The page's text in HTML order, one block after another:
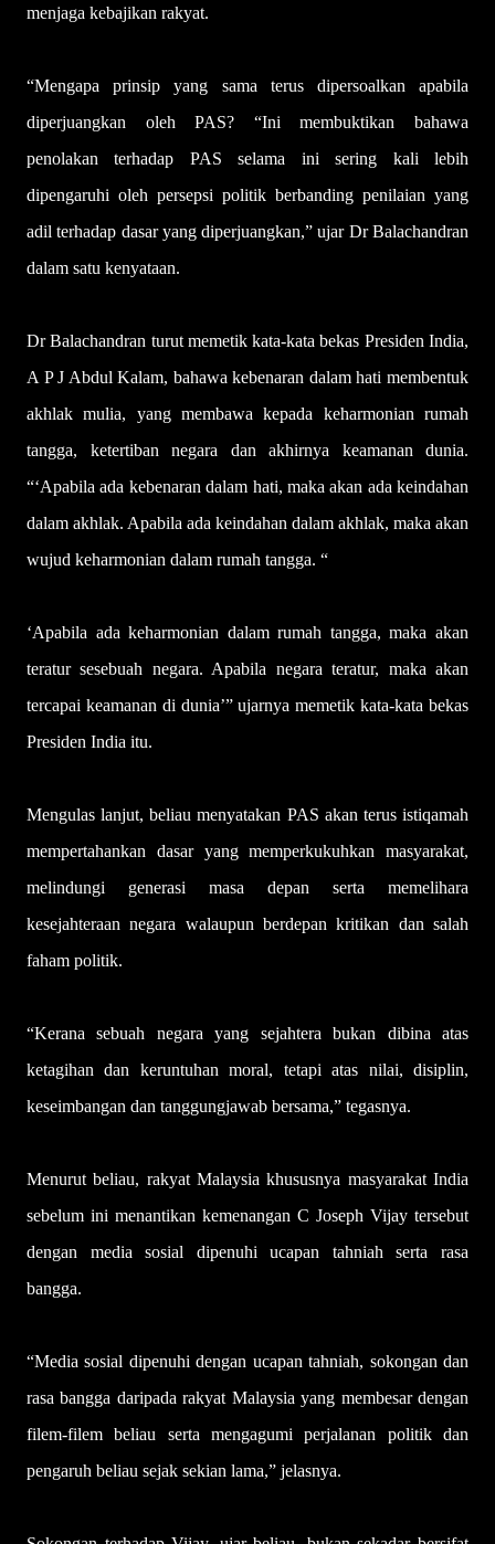
menjaga kebajikan rakyat.
“Mengapa prinsip yang sama terus dipersoalkan apabila
diperjuangkan oleh PAS? “Ini membuktikan bahawa
penolakan terhadap PAS selama ini sering kali lebih
dipengaruhi oleh persepsi politik berbanding penilaian yang
adil terhadap dasar yang diperjuangkan,” ujar Dr Balachandran
dalam satu kenyataan.
Dr Balachandran turut memetik kata-kata bekas Presiden India,
A P J Abdul Kalam, bahawa kebenaran dalam hati membentuk
akhlak mulia, yang membawa kepada keharmonian rumah
tangga, ketertiban negara dan akhirnya keamanan dunia.
“‘Apabila ada kebenaran dalam hati, maka akan ada keindahan
dalam akhlak. Apabila ada keindahan dalam akhlak, maka akan
wujud keharmonian dalam rumah tangga. “
‘Apabila ada keharmonian dalam rumah tangga, maka akan
teratur sesebuah negara. Apabila negara teratur, maka akan
tercapai keamanan di dunia’” ujarnya memetik kata-kata bekas
Presiden India itu.
Mengulas lanjut, beliau menyatakan PAS akan terus istiqamah
mempertahankan dasar yang memperkukuhkan masyarakat,
melindungi generasi masa depan serta memelihara
kesejahteraan negara walaupun berdepan kritikan dan salah
faham politik.
“Kerana sebuah negara yang sejahtera bukan dibina atas
ketagihan dan keruntuhan moral, tetapi atas nilai, disiplin,
keseimbangan dan tanggungjawab bersama,” tegasnya.
Menurut beliau, rakyat Malaysia khususnya masyarakat India
sebelum ini menantikan kemenangan C Joseph Vijay tersebut
dengan media sosial dipenuhi ucapan tahniah serta rasa
bangga.
“Media sosial dipenuhi dengan ucapan tahniah, sokongan dan
rasa bangga daripada rakyat Malaysia yang membesar dengan
filem-filem beliau serta mengagumi perjalanan politik dan
pengaruh beliau sejak sekian lama,” jelasnya.